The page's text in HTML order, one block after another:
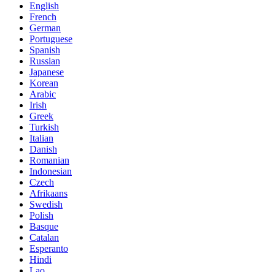
English
French
German
Portuguese
Spanish
Russian
Japanese
Korean
Arabic
Irish
Greek
Turkish
Italian
Danish
Romanian
Indonesian
Czech
Afrikaans
Swedish
Polish
Basque
Catalan
Esperanto
Hindi